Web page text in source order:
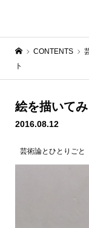
CONTENTS
ト
絵を描いて
2016.08.12
芸術論とひとりごと